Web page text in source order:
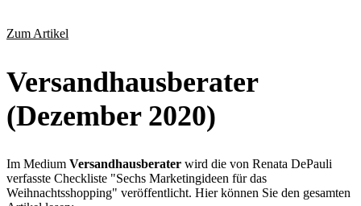
Zum Artikel
Versandhausberater
(Dezember 2020)
Im Medium Versandhausberater wird die von Renata DePauli
verfasste Checkliste "Sechs Marketingideen für das
Weihnachtsshopping" veröffentlicht. Hier können Sie den gesamten